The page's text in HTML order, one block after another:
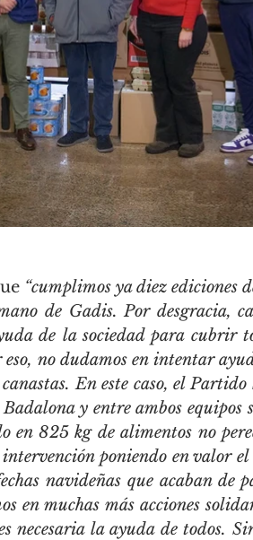
“cumplimos ya diez ediciones
de Gadis. Por desgracia,
de la sociedad para cubrir
eso, no dudamos en intentar
En este caso, el
y entre ambos equipos
en 825 kg de alimentos no
poniendo en valor el
navideñas que acaban de
en muchas más acciones
necesaria la ayuda de todos.